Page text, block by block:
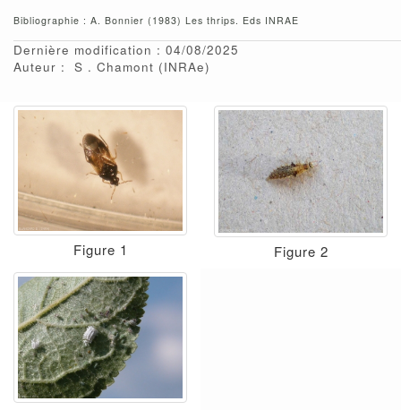
Bibliographie : A. Bonnier (1983) Les thrips. Eds INRAE
Dernière modification : 04/08/2025
Auteur :
S Chamont (INRAe)
Figure 1 Figure 2